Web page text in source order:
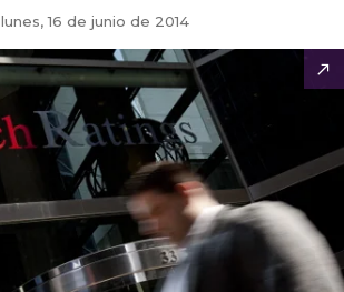
lunes, 16 de junio de 2014